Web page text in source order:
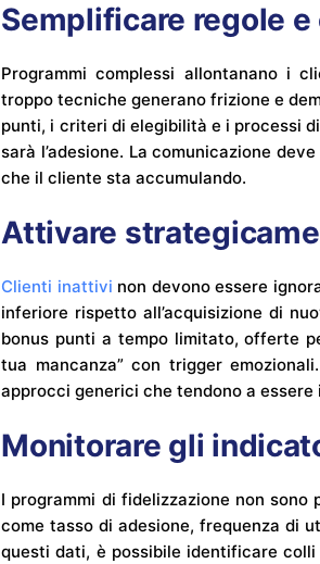
Semplificare regole
Programmi complessi allontanano i
troppo tecniche generano frizione e
punti, i criteri di elegibilità e i processi
sarà l’adesione. La comunicazione
che il cliente sta accumulando.
Attivare
Clienti inattivi non devono essere
inferiore rispetto all’acquisizione di
bonus punti a tempo limitato, offerte
tua mancanza” con trigger
approcci generici che tendono a essere
Monitorare gli
I programmi di fidelizzazione non
come tasso di adesione, frequenza di
questi dati, è possibile identificare